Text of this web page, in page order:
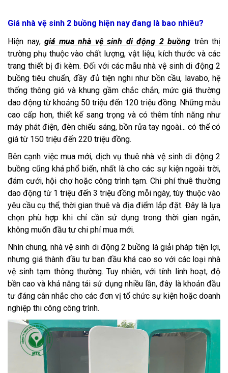
Giá nhà vệ sinh 2 buồng hiện nay đang là bao nhiêu?
Hiện nay, giá mua nhà vệ sinh di động 2 buồng trên thị
trường phụ thuộc vào chất lượng, vật liệu, kích thước và các
trang thiết bị đi kèm. Đối với các mẫu nhà vệ sinh di động 2
buồng tiêu chuẩn, đầy đủ tiện nghi như bồn cầu, lavabo, hệ
thống thông gió và khung gầm chắc chắn, mức giá thường
dao động từ khoảng 50 triệu đến 120 triệu đồng. Những mẫu
cao cấp hơn, thiết kế sang trọng và có thêm tính năng như
máy phát điện, đèn chiếu sáng, bồn rửa tay ngoài... có thể có
giá từ 150 triệu đến 220 triệu đồng.
Bên cạnh việc mua mới, dịch vụ thuê nhà vệ sinh di động 2
buồng cũng khá phổ biến, nhất là cho các sự kiện ngoài trời,
đám cưới, hội chợ hoặc công trình tạm. Chi phí thuê thường
dao động từ 1 triệu đến 3 triệu đồng mỗi ngày, tùy thuộc vào
yêu cầu cụ thể, thời gian thuê và địa điểm lắp đặt. Đây là lựa
chọn phù hợp khi chỉ cần sử dụng trong thời gian ngắn,
không muốn đầu tư chi phí mua mới.
Nhìn chung, nhà vệ sinh di động 2 buồng là giải pháp tiện lợi,
nhưng giá thành đầu tư ban đầu khá cao so với các loại nhà
vệ sinh tạm thông thường. Tuy nhiên, với tính linh hoạt, độ
bền cao và khả năng tái sử dụng nhiều lần, đây là khoản đầu
tư đáng cân nhắc cho các đơn vị tổ chức sự kiện hoặc doanh
nghiệp thi công công trình.